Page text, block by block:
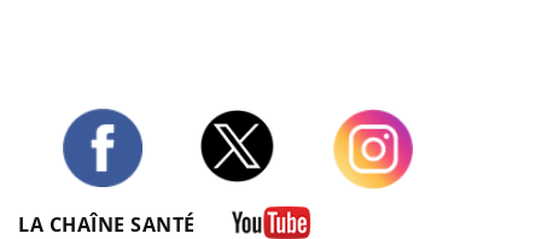
LA CHAÎNE SANTÉ